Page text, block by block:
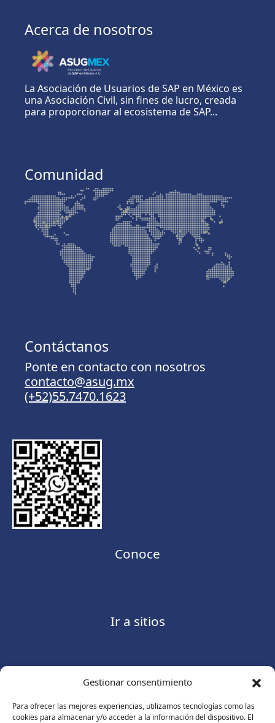
Gestionar consentimiento
Para ofrecer las mejores experiencias, utilizamos tecnologías como las
cookies para almacenar y/o acceder a la información del dispositivo. El
Acerca de nosotros
La Asociación de Usuarios de SAP en México es
una Asociación Civil, sin fines de lucro, creada
para proporcionar al ecosistema de SAP...
Comunidad
Contáctanos
Ponte en contacto con nosotros
contacto@asug.mx
(+52)55.7470.1623
Conoce
Ir a sitios
Contáctanos